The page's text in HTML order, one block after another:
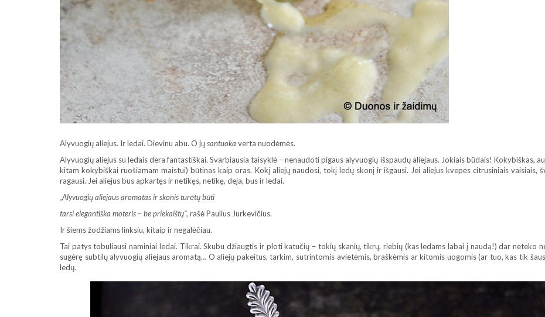
Alyvuogių aliejus. Ir ledai. Dievinu abu. O jųsantuoka verta nuodėmės.
Alyvuogių aliejus su ledais dera fantastiškai. Svarbiausia taisyklė – nenaudoti pigaus alyvuogių išspaudų aliejaus. Jokiais būdais! Kokybiškas,
kitam kokybiškai ruošiamam maistui) būtinas kaip oras. Kokį aliejų naudosi, tokį ledų skonį ir išgausi. Jei aliejus kvepės citrusiniais
ragausi. Jei aliejus bus apkartęs ir netikęs, netikę, deja, bus ir ledai.
„Alyvuogių aliejaus aromatas ir skonis turėtų būti
tarsi elegantiška moteris – be priekaištų”, rašė Paulius Jurkevičius.
Ir šiems žodžiams linksiu, kitaip ir negalėčiau.
Tai patys tobuliausi naminiai ledai. Tikrai. Skubu džiaugtis ir ploti katučių – tokių skanių, tikrų, riebių (kas ledams labai į naudą!) dar neteko
sugėrę subtilų alyvuogių aliejaus aromatą… O aliejų pakeitus, tarkim, sutrintomis avietėmis, braškėmis ar kitomis uogomis (ar tuo, kas tik
ledų.